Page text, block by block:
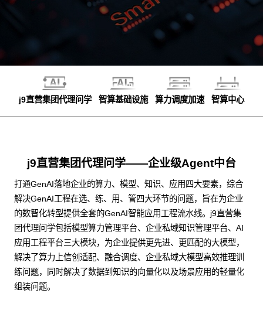
j9直营集团代理问学 智算基础设施 算力调度加速 智算中心
j9直营集团代理问学——企业级Agent中台
打通GenAI落地企业的算力、模型、知识、应用四大要素，综合
解决GenAI工程在选、练、用、管四大环节的问题，旨在为企业
的数智化转型提供全套的GenAI智能应用工程流水线。j9直营集
团代理问学包括模型算力管理平台、企业私域知识管理平台、AI
应用工程平台三大模块，为企业提供更先进、更匹配的大模型，
解决了算力上信创适配、融合调度、企业私域大模型高效推理训
练问题，同时解决了数据到知识的向量化以及场景应用的轻量化
组装问题。